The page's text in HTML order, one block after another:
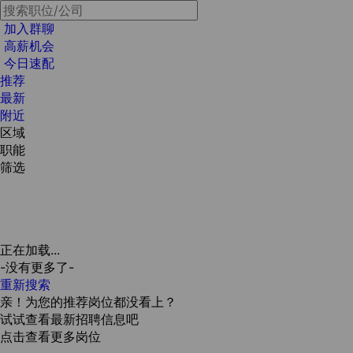
加入群聊
高薪机会
今日速配
推荐
最新
附近
区域
职能
筛选
正在加载...
-没有更多了-
重新搜索
亲！为您的推荐岗位都没看上？
试试查看最新招聘信息吧
点击查看更多岗位